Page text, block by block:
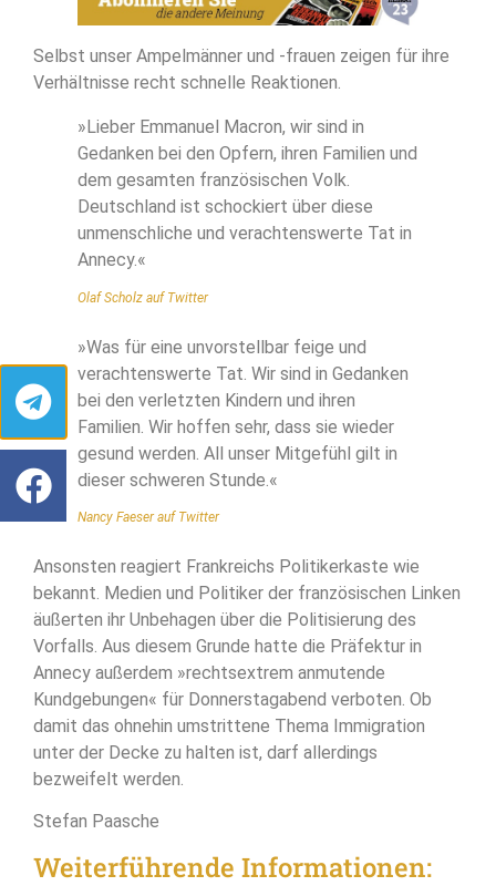
Selbst unser Ampelmänner und -frauen zeigen für ihre
Verhältnisse recht schnelle Reaktionen.
»Lieber Emmanuel Macron, wir sind in
Gedanken bei den Opfern, ihren Familien und
dem gesamten französischen Volk.
Deutschland ist schockiert über diese
unmenschliche und verachtenswerte Tat in
Annecy.«
Olaf Scholz auf Twitter
»Was für eine unvorstellbar feige und
verachtenswerte Tat. Wir sind in Gedanken
bei den verletzten Kindern und ihren
Familien. Wir hoffen sehr, dass sie wieder
gesund werden. All unser Mitgefühl gilt in
dieser schweren Stunde.«
Nancy Faeser auf Twitter
Ansonsten reagiert Frankreichs Politikerkaste wie
bekannt. Medien und Politiker der französischen Linken
äußerten ihr Unbehagen über die Politisierung des
Vorfalls. Aus diesem Grunde hatte die Präfektur in
Annecy außerdem »rechtsextrem anmutende
Kundgebungen« für Donnerstagabend verboten. Ob
damit das ohnehin umstrittene Thema Immigration
unter der Decke zu halten ist, darf allerdings
bezweifelt werden.
Stefan Paasche
Weiterführende Informationen: